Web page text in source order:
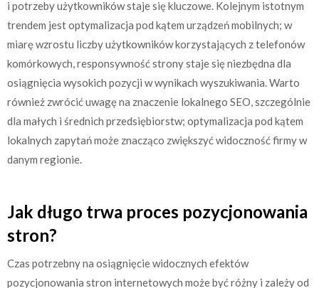
i potrzeby użytkowników staje się kluczowe. Kolejnym istotnym
trendem jest optymalizacja pod kątem urządzeń mobilnych; w
miarę wzrostu liczby użytkowników korzystających z telefonów
komórkowych, responsywność strony staje się niezbędna dla
osiągnięcia wysokich pozycji w wynikach wyszukiwania. Warto
również zwrócić uwagę na znaczenie lokalnego SEO, szczególnie
dla małych i średnich przedsiębiorstw; optymalizacja pod kątem
lokalnych zapytań może znacząco zwiększyć widoczność firmy w
danym regionie.
Jak długo trwa proces pozycjonowania
stron?
Czas potrzebny na osiągnięcie widocznych efektów
pozycjonowania stron internetowych może być różny i zależy od